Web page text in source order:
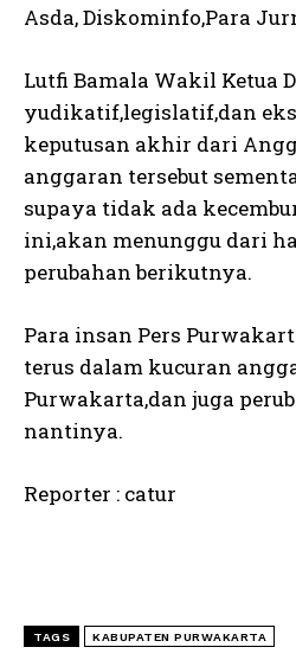
Asda, Diskominfo,Para
Lutfi Bamala Wakil Ketua
yudikatif,legislatif,dan
keputusan akhir dari
anggaran tersebut
supaya tidak ada
ini,akan menunggu dari
perubahan berikutnya.
Para insan Pers
terus dalam kucuran
Purwakarta,dan juga
nantinya.
Reporter : catur
TAGS KABUPATEN PURWAKARTA